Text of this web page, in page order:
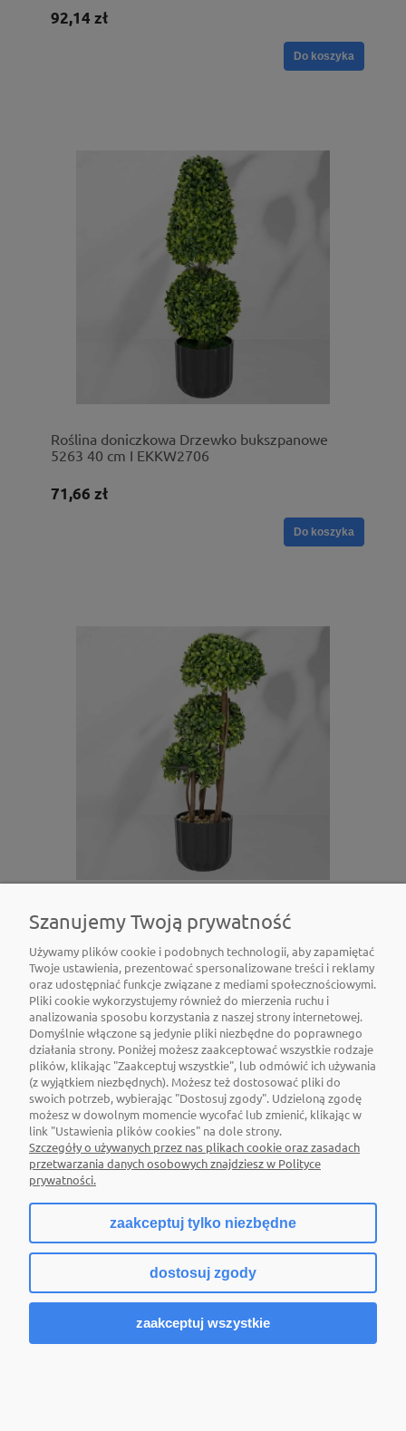
92,14 zł
Do koszyka
Roślina doniczkowa Drzewko bukszpanowe
5263 40 cm I EKKW2706
71,66 zł
Do koszyka
Roślina doniczkowa Bukszpan 5256 50 cm I
EKKW2705
76,86 zł
Do koszyka
Szanujemy Twoją prywatność
Używamy plików cookie i podobnych technologii, aby zapamiętać
Twoje ustawienia, prezentować spersonalizowane treści i reklamy
oraz udostępniać funkcje związane z mediami społecznościowymi.
Pliki cookie wykorzystujemy również do mierzenia ruchu i
analizowania sposobu korzystania z naszej strony internetowej.
Domyślnie włączone są jedynie pliki niezbędne do poprawnego
działania strony. Poniżej możesz zaakceptować wszystkie rodzaje
plików, klikając "Zaakceptuj wszystkie", lub odmówić ich używania
(z wyjątkiem niezbędnych). Możesz też dostosować pliki do
swoich potrzeb, wybierając "Dostosuj zgody". Udzieloną zgodę
możesz w dowolnym momencie wycofać lub zmienić, klikając w
link "Ustawienia plików cookies" na dole strony.
Szczegóły o używanych przez nas plikach cookie oraz zasadach
przetwarzania danych osobowych znajdziesz w Polityce
prywatności.
zaakceptuj tylko niezbędne
dostosuj zgody
zaakceptuj wszystkie